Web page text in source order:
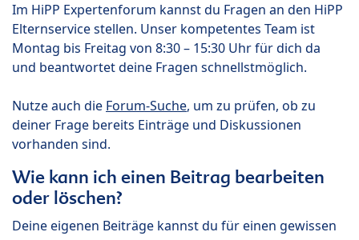
Im HiPP Expertenforum kannst du Fragen an den HiPP
Elternservice stellen. Unser kompetentes Team ist
Montag bis Freitag von 8:30 – 15:30 Uhr für dich da
und beantwortet deine Fragen schnellstmöglich.
Nutze auch die Forum-Suche, um zu prüfen, ob zu
deiner Frage bereits Einträge und Diskussionen
vorhanden sind.
Wie kann ich einen Beitrag bearbeiten
oder löschen?
Deine eigenen Beiträge kannst du für einen gewissen